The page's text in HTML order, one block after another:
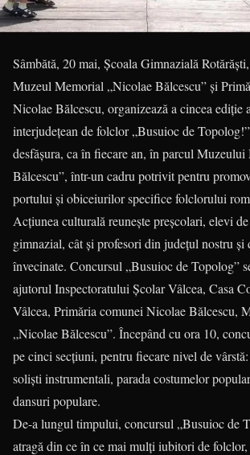
Sâmbătă, 20 mai, Şcoala Gimnazială
Muzeul Memorial „Nicolae Bălcescu” și
Nicolae Bălcescu, organizează a cincea ediție
interjudeţean de folclor „Busuioc de
desfăşura, ca în fiecare an, în parcul
Bălcescu”, într-un cadru potrivit pentru
portului şi obiceiurilor specifice folclorului
Acțiunea culturală reunește preşcolari, elevi
gimnazial, cât şi profesori din judeţul nostru şi
învecinate. Concursul „Busuioc de Topolog”
ajutorul Inspectoratului Şcolar Vâlcea, Casa
Vâlcea, Primăria comunei Nicolae Bălcescu,
„Nicolae Bălcescu”. Începând cu ora 10,
pe cinci secţiuni, pentru fiecare nivel de
solişti instrumentali, parada costumelor
dansuri populare.
De-a lungul timpului, concursul „Busuioc de
atragă din ce în ce mai mulţi iubitori de folclor,